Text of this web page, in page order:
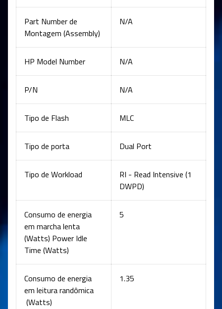
Part Number de
Montagem (Assembly)
N/A
HP Model Number N/A
P/N N/A
Tipo de Flash MLC
Tipo de porta Dual Port
Tipo de Workload
RI - Read Intensive (1
DWPD)
Consumo de energia
em marcha lenta
(Watts) Power Idle
Time (Watts)
5
Consumo de energia
em leitura randômica
(Watts)
1.35